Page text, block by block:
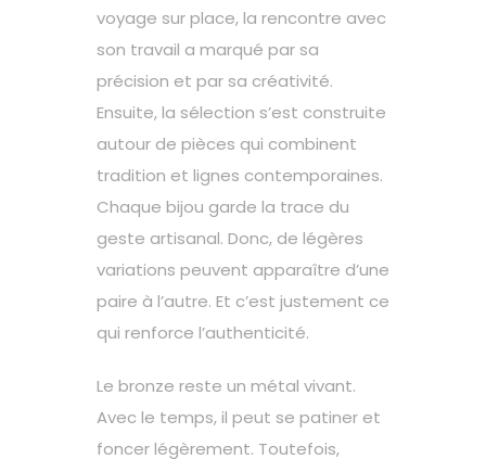
voyage sur place, la rencontre avec
son travail a marqué par sa
précision et par sa créativité.
Ensuite, la sélection s’est construite
autour de pièces qui combinent
tradition et lignes contemporaines.
Chaque bijou garde la trace du
geste artisanal. Donc, de légères
variations peuvent apparaître d’une
paire à l’autre. Et c’est justement ce
qui renforce l’authenticité.
Le bronze reste un métal vivant.
Avec le temps, il peut se patiner et
foncer légèrement. Toutefois,